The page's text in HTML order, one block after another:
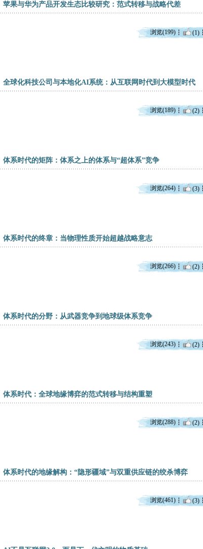
苹果与华为产品开发生态比较研究：范式转移与战略代差
浏览(199) (1)
全球化科技公司与本地化AI系统：从互联网时代到大模型时代
浏览(189) (2)
体系时代的矩阵：体系之上的体系与“超体系”竞争
浏览(264) (3)
体系时代的终章：当物理性质开始超越战略意志
浏览(266) (2)
体系时代的分野：从武器竞争到地球级体系竞争
浏览(243) (2)
体系时代：全球地缘博弈的范式转移与结构重塑
浏览(288) (2)
体系时代的地缘解构：“隐形疆域”与双重供应链的绞杀博弈
浏览(461) (3)